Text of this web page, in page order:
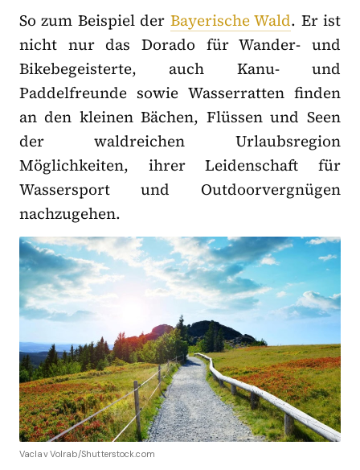
So zum Beispiel der Bayerische Wald. Er ist
nicht nur das Dorado für Wander- und
Bikebegeisterte, auch Kanu- und
Paddelfreunde sowie Wasserratten finden
an den kleinen Bächen, Flüssen und Seen
der waldreichen Urlaubsregion
Möglichkeiten, ihrer Leidenschaft für
Wassersport und Outdoorvergnügen
nachzugehen.
Vaclav Volrab/Shutterstock.com